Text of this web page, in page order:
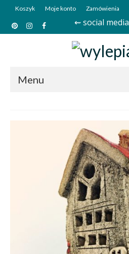
Koszyk Moje konto Zamówienia
⇜ social media
Menu
Kim jesteśmy?